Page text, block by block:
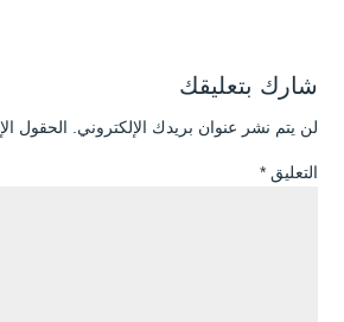
شارك بتعليقك
لن يتم نشر عنوان بريدك الإلكتروني. الحقول
التعليق *